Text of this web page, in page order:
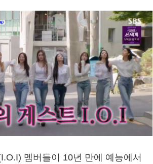
멤버들이 10년 만에 예능에서